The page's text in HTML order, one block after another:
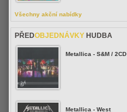
Všechny akční nabídky
PŘEDOBJEDNÁVKY HUDBA
Metallica - S&M / 2CD
Metallica - West